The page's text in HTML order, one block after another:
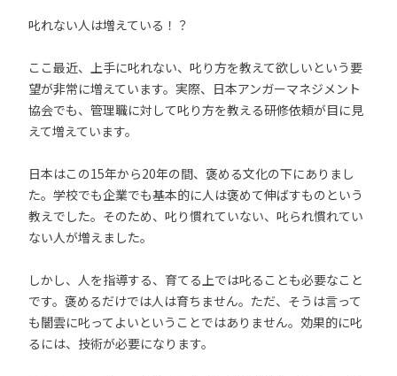
叱れない人は増えている！？
ここ最近、上手に叱れない、叱り方を教えて欲しいという要
望が非常に増えています。実際、日本アンガーマネジメント
協会でも、管理職に対して叱り方を教える研修依頼が目に見
えて増えています。
日本はこの15年から20年の間、褒める文化の下にありまし
た。学校でも企業でも基本的に人は褒めて伸ばすものという
教えでした。そのため、叱り慣れていない、叱られ慣れてい
ない人が増えました。
しかし、人を指導する、育てる上では叱ることも必要なこと
です。褒めるだけでは人は育ちません。ただ、そうは言って
も闇雲に叱ってよいということではありません。効果的に叱
るには、技術が必要になります。